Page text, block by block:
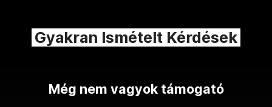
Gyakran Ismételt Kérdések
Még nem vagyok támogató